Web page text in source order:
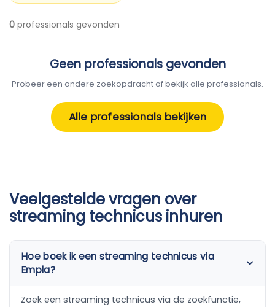
0 professionals gevonden
Geen professionals gevonden
Probeer een andere zoekopdracht of bekijk alle professionals.
Alle professionals bekijken
Veelgestelde vragen over
streaming technicus inhuren
Hoe boek ik een streaming technicus via
Empla?
Zoek een streaming technicus via de zoekfunctie,